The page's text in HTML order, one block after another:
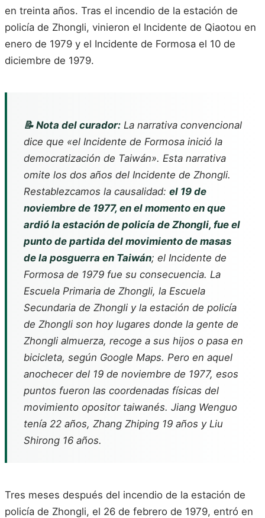
en treinta años. Tras el incendio de la estación de
policía de Zhongli, vinieron el Incidente de Qiaotou en
enero de 1979 y el Incidente de Formosa el 10 de
diciembre de 1979.
📝 Nota del curador: La narrativa convencional
dice que «el Incidente de Formosa inició la
democratización de Taiwán». Esta narrativa
omite los dos años del Incidente de Zhongli.
Restablezcamos la causalidad: el 19 de
noviembre de 1977, en el momento en que
ardió la estación de policía de Zhongli, fue el
punto de partida del movimiento de masas
de la posguerra en Taiwán; el Incidente de
Formosa de 1979 fue su consecuencia. La
Escuela Primaria de Zhongli, la Escuela
Secundaria de Zhongli y la estación de policía
de Zhongli son hoy lugares donde la gente de
Zhongli almuerza, recoge a sus hijos o pasa en
bicicleta, según Google Maps. Pero en aquel
anochecer del 19 de noviembre de 1977, esos
puntos fueron las coordenadas físicas del
movimiento opositor taiwanés. Jiang Wenguo
tenía 22 años, Zhang Zhiping 19 años y Liu
Shirong 16 años.
Tres meses después del incendio de la estación de
policía de Zhongli, el 26 de febrero de 1979, entró en